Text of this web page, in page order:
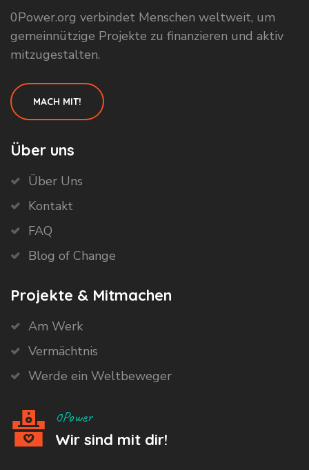
0Power.org verbindet Menschen weltweit, um
gemeinnützige Projekte zu finanzieren und aktiv
mitzugestalten.
MACH MIT!
Über uns
Über Uns
Kontakt
FAQ
Blog of Change
Projekte & Mitmachen
Am Werk
Vermächtnis
Werde ein Weltbeweger
0Power
Wir sind mit dir!